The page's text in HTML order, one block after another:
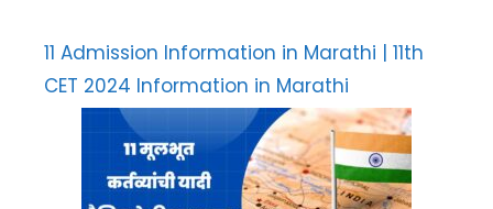
11 Admission Information in Marathi | 11th
CET 2024 Information in Marathi